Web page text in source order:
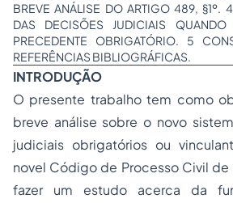
BREVE ANÁLISE DO ARTIGO 489, §1º.
DAS DECISÕES JUDICIAIS
PRECEDENTE OBRIGATÓRIO. 5
REFERÊNCIAS BIBLIOGRÁFICAS.
INTRODUÇÃO
O presente trabalho tem como
breve análise sobre o novo
judiciais obrigatórios ou
novel Código de Processo Civil de
fazer um estudo acerca da